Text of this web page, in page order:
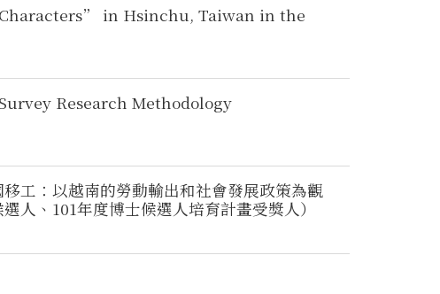
in Hsinchu, Taiwan in the
Research Methodology
工：以越南的勞動輸出和社會發展政策為觀
人、101年度博士候選人培育計畫受獎人）